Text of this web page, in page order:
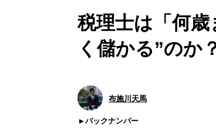
税理士は「何
く儲かる”のか
布施川天馬
バックナンバー